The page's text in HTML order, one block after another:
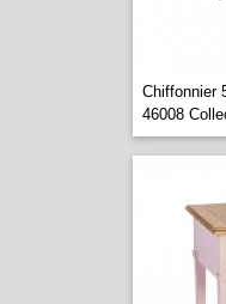
Chiffonnier
46008